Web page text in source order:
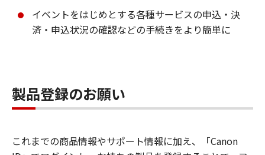
イベントをはじめとする各種サービスの申込・決
済・申込状況の確認などの手続きをより簡単に
製品登録のお願い
これまでの商品情報やサポート情報に加え、「Canon